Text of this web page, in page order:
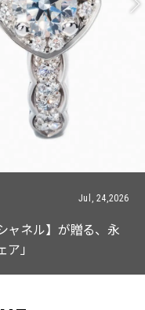
Jul, 15,2026
制作! 週5で着たく